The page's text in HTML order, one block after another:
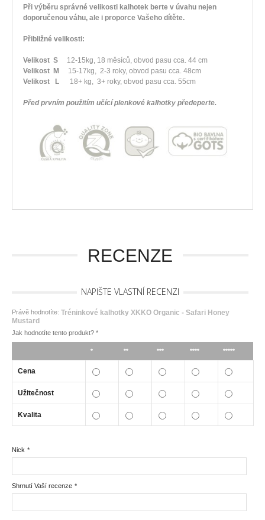
Při výběru správné velikosti kalhotek berte v úvahu nejen
doporučenou váhu, ale i proporce Vašeho dítěte.
Přibližné velikosti:
Velikost S 12-15kg, 18 měsíců, obvod pasu cca. 44 cm
Velikost M
15-17kg, 2-3 roky, obvod pasu cca. 48cm
Velikost L 18+ kg, 3+ roky, obvod pasu cca. 55cm
Před prvním použitím učící plenkové kalhotky předeperte.
RECENZE
NAPIŠTE VLASTNÍ RECENZI
Právě hodnotíte: Tréninkové kalhotky XKKO Organic - Safari Honey
Mustard
Jak hodnotíte tento produkt? *
* ** *** **** *****
Cena
Užitečnost
Kvalita
*
Nick
*
Shrnutí Vaší recenze